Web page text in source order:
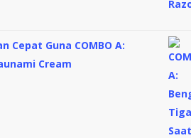
Cepat Guna COMBO A:
Cream